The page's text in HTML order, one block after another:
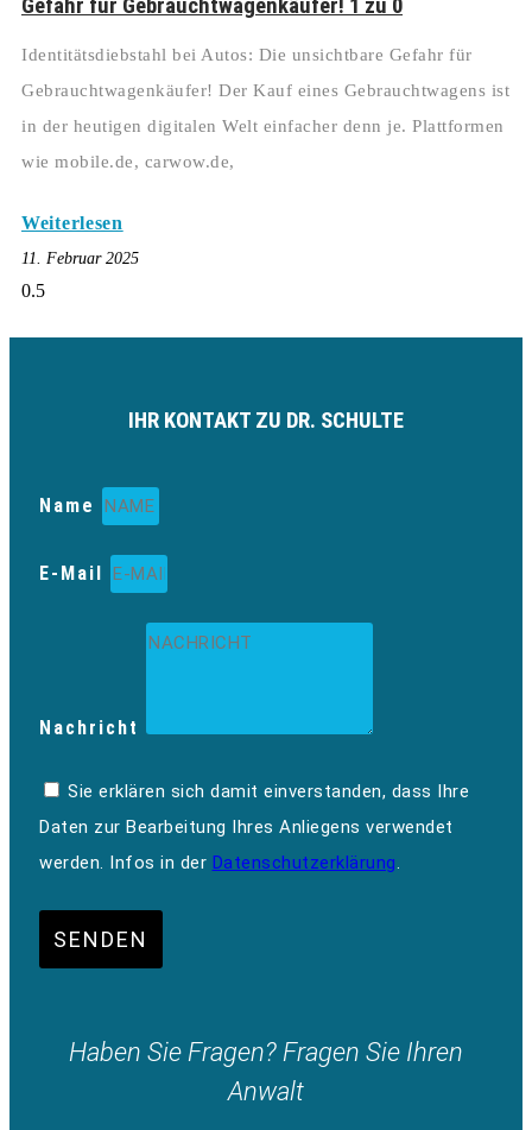
Gefahr für Gebrauchtwagenkäufer! 1 zu 0
Identitätsdiebstahl bei Autos: Die unsichtbare Gefahr für
Gebrauchtwagenkäufer! Der Kauf eines Gebrauchtwagens ist
in der heutigen digitalen Welt einfacher denn je. Plattformen
wie mobile.de, carwow.de,
Weiterlesen
11. Februar 2025
IHR KONTAKT ZU DR. SCHULTE
Name
E-Mail
Nachricht
Sie erklären sich damit einverstanden, dass Ihre
Daten zur Bearbeitung Ihres Anliegens verwendet
werden. Infos in der Datenschutzerklärung.
SENDEN
Haben Sie Fragen? Fragen Sie Ihren
Anwalt